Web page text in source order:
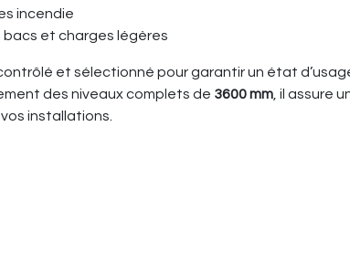
incendie
et charges légères
et sélectionné pour garantir un état
des niveaux complets de 3600 mm , il assure
installations.